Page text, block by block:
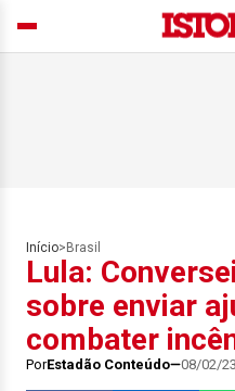
Início> Brasil
Lula:
sobre enviar
combater
PorEstadão Conteúdo 08/02/